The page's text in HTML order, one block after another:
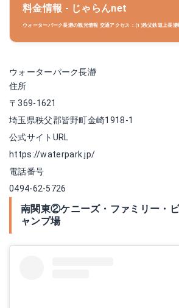
料金情報 - じゃらんnet
ウォーターパーク長瀞の観光情報 交通アクセス：(1)秩父鉄道上長瀞
ウォーターパーク長瀞
住所
〒369-1621
埼玉県秩父郡皆野町金崎1918-1
公式サイトURL
https://waterpark.jp/
電話番号
0494-62-5726
南関東②ケニーズ・ファミリー・
ャンプ場